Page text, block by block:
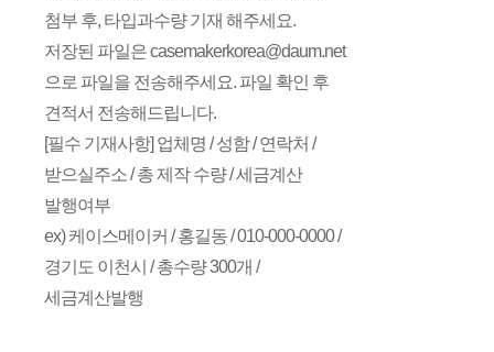
첨부 후, 타입과수량 기재 해주세요.
저장된 파일은 casemakerkorea@daum.net
으로 파일을 전송해주세요. 파일 확인 후
견적서 전송해드립니다.
[필수 기재사항] 업체명 / 성함 / 연락처 /
받으실주소 / 총 제작 수량 / 세금계산
발행여부
ex) 케이스메이커 / 홍길동 / 010-000-0000 /
경기도 이천시 / 총수량 300개 /
세금계산발행